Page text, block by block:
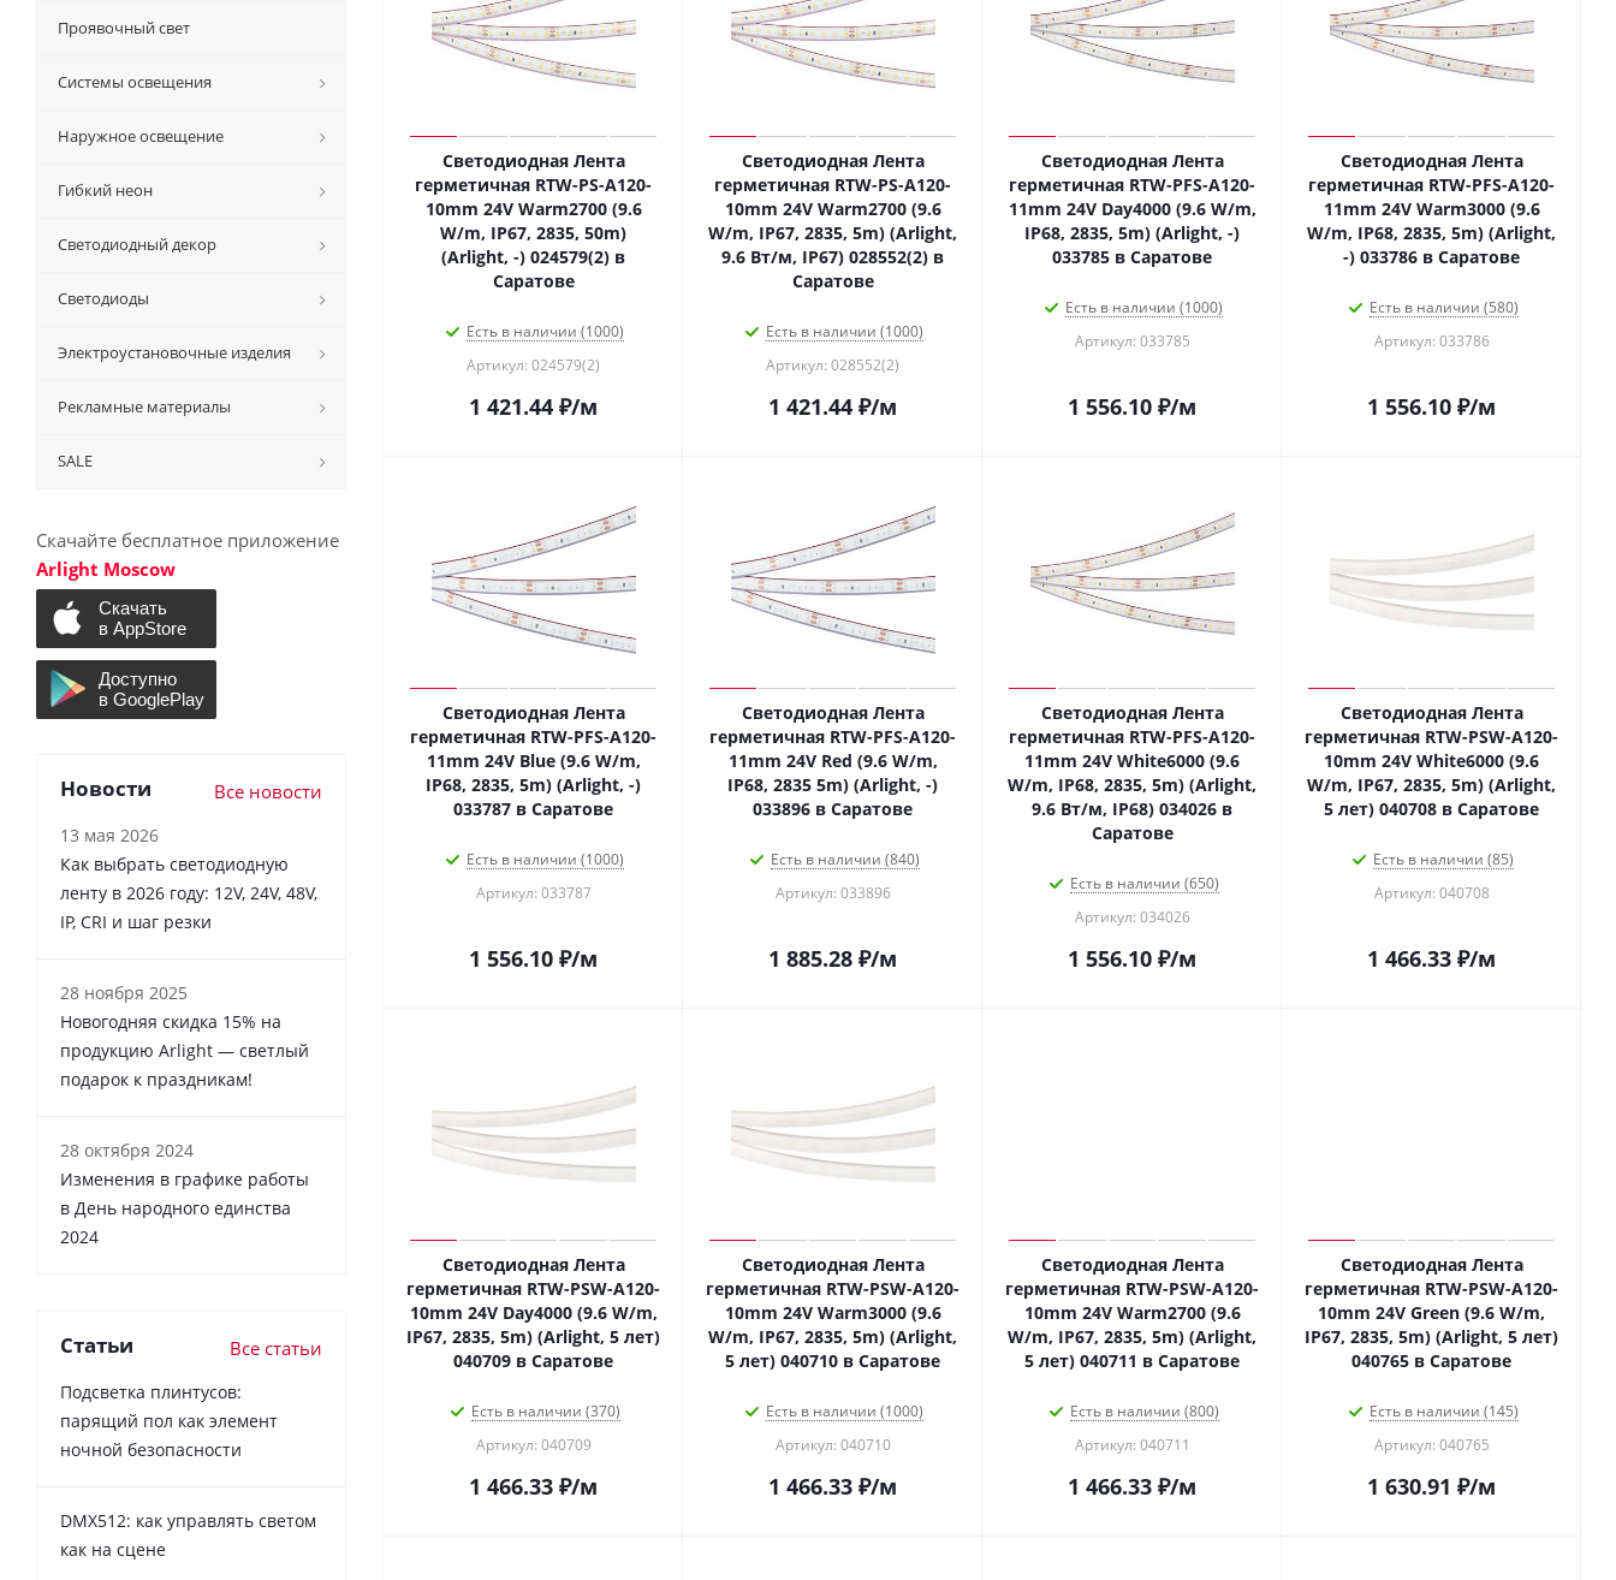
Светодиодная Лента
герметичная RTW-PS-A120-
10mm 24V Warm2700 (9.6
W/m, IP67, 2835, 50m)
(Arlight, -) 024579(2) в
Саратове
Есть в наличии (1000)
Артикул: 024579(2)
1 421.44 ₽/м
Светодиодная Лента
герметичная RTW-PS-A120-
10mm 24V Warm2700 (9.6
W/m, IP67, 2835, 5m) (Arlight,
9.6 Вт/м, IP67) 028552(2) в
Саратове
Есть в наличии (1000)
Артикул: 028552(2)
1 421.44 ₽/м
Светодиодная Лента
герметичная RTW-PFS-A120-
11mm 24V Day4000 (9.6 W/m,
IP68, 2835, 5m) (Arlight, -)
033785 в Саратове
Есть в наличии (1000)
Артикул: 033785
1 556.10 ₽/м
Светодиодная Лента
герметичная RTW-PFS-A120-
11mm 24V Warm3000 (9.6
W/m, IP68, 2835, 5m) (Arlight,
-) 033786 в Саратове
Есть в наличии (580)
Артикул: 033786
1 556.10 ₽/м
Светодиодная Лента
герметичная RTW-PFS-A120-
11mm 24V Blue (9.6 W/m,
IP68, 2835, 5m) (Arlight, -)
033787 в Саратове
Есть в наличии (1000)
Артикул: 033787
1 556.10 ₽/м
Светодиодная Лента
герметичная RTW-PFS-A120-
11mm 24V Red (9.6 W/m,
IP68, 2835 5m) (Arlight, -)
033896 в Саратове
Есть в наличии (840)
Артикул: 033896
1 885.28 ₽/м
Светодиодная Лента
герметичная RTW-PFS-A120-
11mm 24V White6000 (9.6
W/m, IP68, 2835, 5m) (Arlight,
9.6 Вт/м, IP68) 034026 в
Саратове
Есть в наличии (650)
Артикул: 034026
1 556.10 ₽/м
Светодиодная Лента
герметичная RTW-PSW-A120-
10mm 24V White6000 (9.6
W/m, IP67, 2835, 5m) (Arlight,
5 лет) 040708 в Саратове
Есть в наличии (85)
Артикул: 040708
1 466.33 ₽/м
Светодиодная Лента
герметичная RTW-PSW-A120-
10mm 24V Day4000 (9.6 W/m,
IP67, 2835, 5m) (Arlight, 5 лет)
040709 в Саратове
Есть в наличии (370)
Артикул: 040709
1 466.33 ₽/м
Светодиодная Лента
герметичная RTW-PSW-A120-
10mm 24V Warm3000 (9.6
W/m, IP67, 2835, 5m) (Arlight,
5 лет) 040710 в Саратове
Есть в наличии (1000)
Артикул: 040710
1 466.33 ₽/м
Светодиодная Лента
герметичная RTW-PSW-A120-
10mm 24V Warm2700 (9.6
W/m, IP67, 2835, 5m) (Arlight,
5 лет) 040711 в Саратове
Есть в наличии (800)
Артикул: 040711
1 466.33 ₽/м
Светодиодная Лента
герметичная RTW-PSW-A120-
10mm 24V Green (9.6 W/m,
IP67, 2835, 5m) (Arlight, 5 лет)
040765 в Саратове
Есть в наличии (145)
Артикул: 040765
1 630.91 ₽/м
Проявочный свет
Системы освещения
Наружное освещение
Гибкий неон
Светодиодный декор
Светодиоды
Электроустановочные изделия
Рекламные материалы
SALE
Скачайте бесплатное приложение
Arlight Moscow
Новости Все новости
13 мая 2026
Как выбрать светодиодную
ленту в 2026 году: 12V, 24V, 48V,
IP, CRI и шаг резки
28 ноября 2025
Новогодняя скидка 15% на
продукцию Arlight — светлый
подарок к праздникам!
28 октября 2024
Изменения в графике работы
в День народного единства
2024
Статьи Все статьи
Подсветка плинтусов:
парящий пол как элемент
ночной безопасности
DMX512: как управлять светом
как на сцене